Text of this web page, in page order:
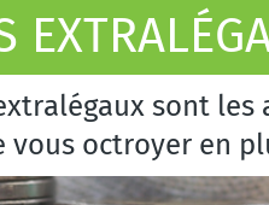
sont
vous octroyer en